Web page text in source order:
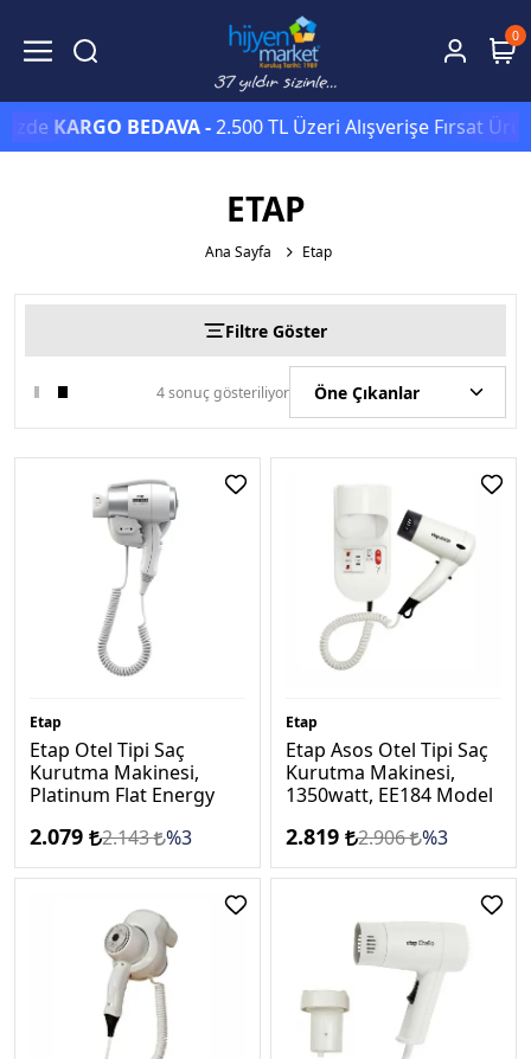
0
KARGO BEDAVA -2.500 TL Üzeri Alışverişe Fırsat
ETAP
Ana Sayfa Etap
Filtre Göster
4 sonuç gösteriliyor
Etap
Etap Otel Tipi Saç
Kurutma Makinesi,
Platinum Flat Energy
2.079 2.143 %3
Etap
Etap Asos Otel Tipi Saç
Kurutma Makinesi,
1350watt, EE184 Model
2.819 2.906 %3